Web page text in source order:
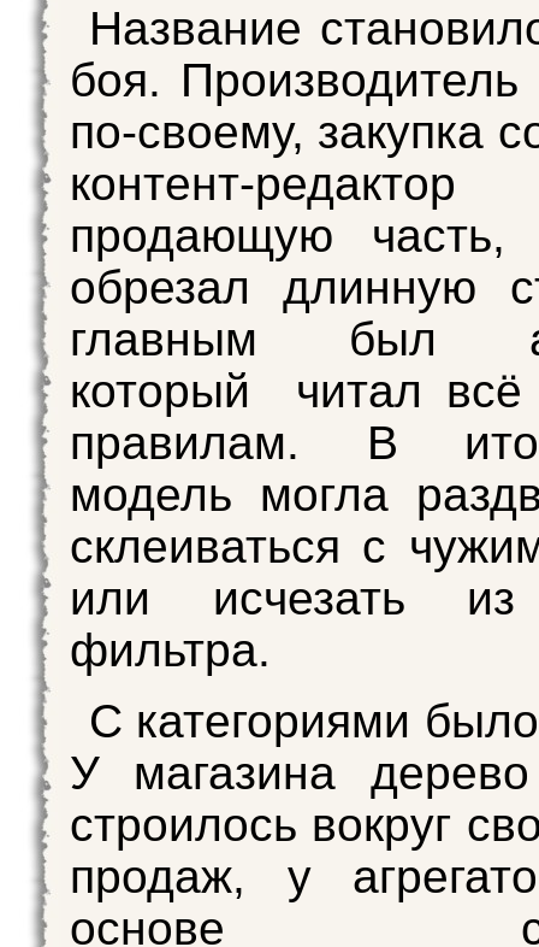
Название
боя. Производитель
по-своему, закупка
контент-редактор
продающую часть,
обрезал длинную
главным был
который читал
правилам. В
модель могла
склеиваться с
или исчезать из
фильтра.
С категориями
У магазина дерево
строилось вокруг
продаж, у
основе